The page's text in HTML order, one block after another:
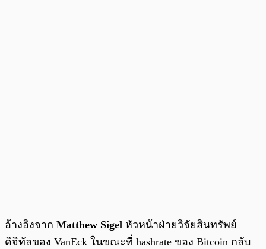
อ้างอิงจาก Matthew Sigel หัวหน้าฝ่ายวิจัยสินทรัพย์
ดิจิทัลของ VanEck ในขณะที่ hashrate ของ Bitcoin กลับ